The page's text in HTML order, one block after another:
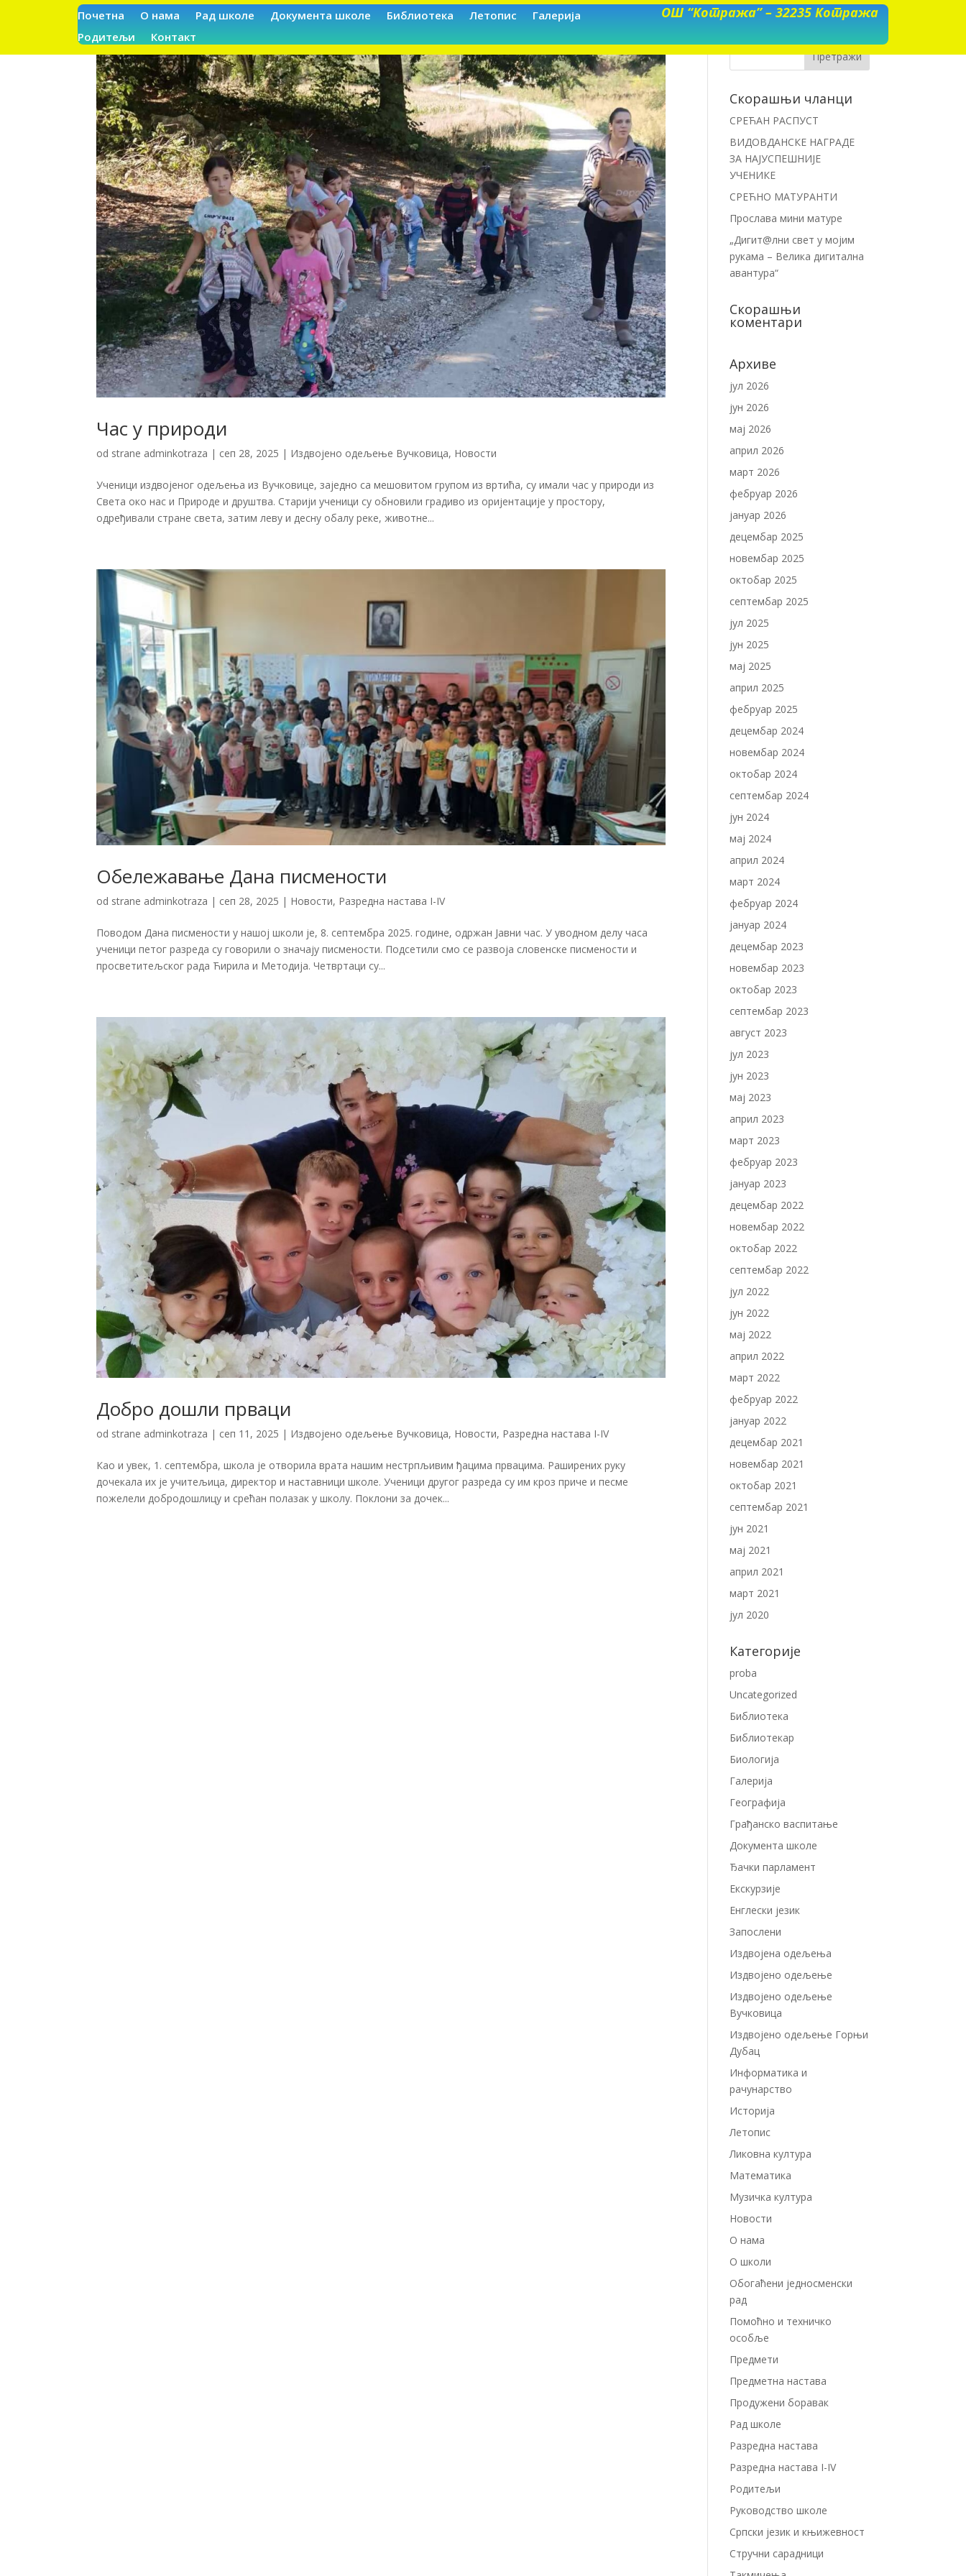
Почетна О нама Рад школе Документа школе Библиотека Летопис
Галерија
Родитељи
Контакт
ОШ “Котража” – 32235 Котража
Час у природи
od strane adminkotraza | сеп 28, 2025 | Издвојено одељење Вучковица, Новости
Ученици издвојеног одељења из Вучковице, заједно са мешовитом групом из вртића, су имали час у природи из
Света око нас и Природе и друштва. Старији ученици су обновили градиво из оријентације у простору,
одређивали стране света, затим леву и десну обалу реке, животне...
Обележавање Дана писмености
od strane adminkotraza | сеп 28, 2025 | Новости, Разредна настава I-IV
Поводом Дана писмености у нашој школи је, 8. септембра 2025. године, одржан Јавни час. У уводном делу часа
ученици петог разреда су говорили о значају писмености. Подсетили смо се развоја словенске писмености и
просветитељског рада Ћирила и Методија. Четвртаци су...
Добро дошли прваци
od strane adminkotraza | сеп 11, 2025 | Издвојено одељење Вучковица, Новости, Разредна настава I-IV
Као и увек, 1. септембра, школа је отворила врата нашим нестрпљивим ђацима првацима. Раширених руку
дочекала их је учитељица, директор и наставници школе. Ученици другог разреда су им кроз приче и песме
пожелели добродошлицу и срећан полазак у школу. Поклони за дочек...
Скорашњи чланци
СРЕЋАН РАСПУСТ
ВИДОВДАНСКЕ НАГРАДЕ
ЗА НАЈУСПЕШНИЈЕ
УЧЕНИКЕ
СРЕЋНО МАТУРАНТИ
Прослава мини матуре
„Дигит@лни свет у мојим
рукама – Велика дигитална
авантура“
Скорашњи
коментари
Архиве
јул 2026
јун 2026
мај 2026
април 2026
март 2026
фебруар 2026
јануар 2026
децембар 2025
новембар 2025
октобар 2025
септембар 2025
јул 2025
јун 2025
мај 2025
април 2025
фебруар 2025
децембар 2024
новембар 2024
октобар 2024
септембар 2024
јун 2024
мај 2024
април 2024
март 2024
фебруар 2024
јануар 2024
децембар 2023
новембар 2023
октобар 2023
септембар 2023
август 2023
јул 2023
јун 2023
мај 2023
април 2023
март 2023
фебруар 2023
јануар 2023
децембар 2022
новембар 2022
октобар 2022
септембар 2022
јул 2022
јун 2022
мај 2022
април 2022
март 2022
фебруар 2022
јануар 2022
децембар 2021
новембар 2021
октобар 2021
септембар 2021
јун 2021
мај 2021
април 2021
март 2021
јул 2020
Категорије
proba
Uncategorized
Библиотека
Библиотекар
Биологија
Галерија
Географија
Грађанско васпитање
Документа школе
Ђачки парламент
Екскурзије
Енглески језик
Запослени
Издвојенa одељењa
Издвојено одељење
Издвојено одељење
Вучковица
Издвојено одељење Горњи
Дубац
Информатика и
рачунарство
Историја
Летопис
Ликовна култура
Математика
Музичка култура
Новости
О нама
О школи
Обогаћени једносменски
рад
Помоћно и техничко
особље
Предмети
Предметна настава
Продужени боравак
Рад школе
Разредна настава
Разредна настава I-IV
Родитељи
Руководство школе
Српски језик и књижевност
Стручни сарадници